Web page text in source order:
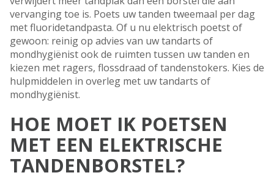
vervanging toe is. Poets uw tanden tweemaal per dag
met fluoridetandpasta. Of u nu elektrisch poetst of
gewoon: reinig op advies van uw tandarts of
mondhygiënist ook de ruimten tussen uw tanden en
kiezen met ragers, flossdraad of tandenstokers. Kies de
hulpmiddelen in overleg met uw tandarts of
mondhygiënist.
HOE MOET IK POETSEN
MET EEN ELEKTRISCHE
TANDENBORSTEL?